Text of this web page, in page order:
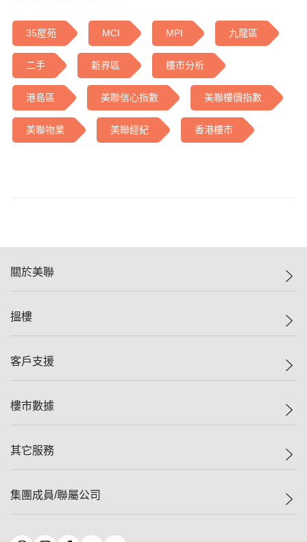
35屋苑 MCI MPI 九龍區
二手 新界區 樓市分析
港島區 美聯信心指數 美聯樓價指數
美聯物業 美聯經紀 香港樓市
關於美聯
美聯集團
人才招募
搵樓
一手新盤
減價
美聯豪宅
獨家樓盤
租盤
客戶支援
自助放盤
查詢熱線
按揭計算機
負擔能力計算機
轉按計算機
樓市數據
樓價指數
歷史成交
其它服務
屋苑專頁
集團成員/聯屬公司
美聯物業